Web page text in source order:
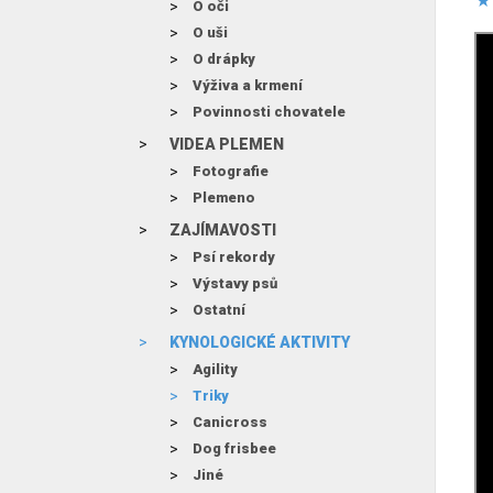
O oči
O uši
O drápky
Výživa a krmení
Povinnosti chovatele
VIDEA PLEMEN
Fotografie
Plemeno
ZAJÍMAVOSTI
Psí rekordy
Výstavy psů
Ostatní
KYNOLOGICKÉ AKTIVITY
Agility
Triky
Canicross
Dog frisbee
Jiné